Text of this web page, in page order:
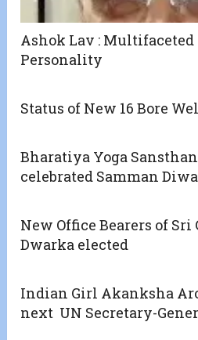
Ashok Lav :
Personality
Status of New 16 Bore
Bharatiya Yoga
celebrated Samman
New Office Bearers of Sri
Dwarka elected
Indian Girl Akanksha
next UN Secretary-